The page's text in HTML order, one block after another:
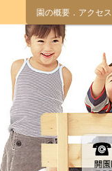
園の概要．アクセス